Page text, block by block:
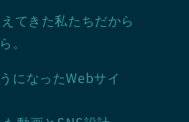
てきた私たちだから
。
になったWebサイ